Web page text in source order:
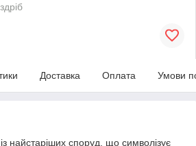
Доставка Оплата Умови
найстаріших споруд, що символізує